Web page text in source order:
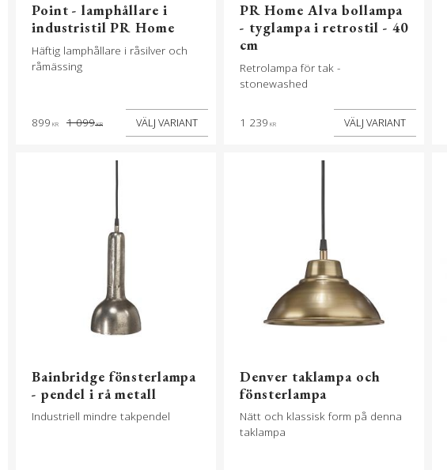
Point - lamphållare i
industristil PR Home
Häftig lamphållare i råsilver och
råmässing
899 KR 1 099KR
PR Home Alva bollampa
- tyglampa i retrostil - 40
cm
Retrolampa för tak -
stonewashed
1 239 KR
Bainbridge fönsterlampa
- pendel i rå metall
Industriell mindre takpendel
Denver taklampa och
fönsterlampa
Nätt och klassisk form på denna
taklampa